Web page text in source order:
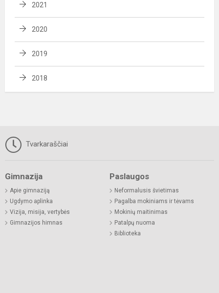
2021
2020
2019
2018
Tvarkaraščiai
Gimnazija
Apie gimnaziją
Ugdymo aplinka
Vizija, misija, vertybės
Gimnazijos himnas
Paslaugos
Neformalusis švietimas
Pagalba mokiniams ir tėvams
Mokinių maitinimas
Patalpų nuoma
Biblioteka